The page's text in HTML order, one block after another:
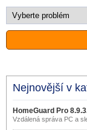
Nejnovější v
HomeGuard Pro
Vzdálená správa PC a